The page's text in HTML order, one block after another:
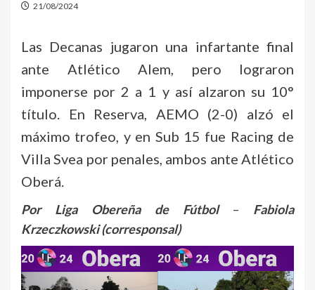
21/08/2024
Las Decanas jugaron una infartante final
ante Atlético Alem, pero lograron
imponerse por 2 a 1 y así alzaron su 10°
título. En Reserva, AEMO (2-0) alzó el
máximo trofeo, y en Sub 15 fue Racing de
Villa Svea por penales, ambos ante Atlético
Oberá.
Por Liga Obereña de Fútbol – Fabiola
Krzeczkowski (corresponsal)